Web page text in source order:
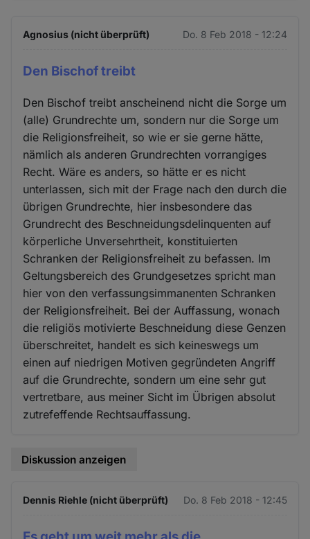
Agnosius (nicht überprüft) Do. 8 Feb 2018 - 12:24
Den Bischof treibt
Den Bischof treibt anscheinend nicht die Sorge um
(alle) Grundrechte um, sondern nur die Sorge um
die Religionsfreiheit, so wie er sie gerne hätte,
nämlich als anderen Grundrechten vorrangiges
Recht. Wäre es anders, so hätte er es nicht
unterlassen, sich mit der Frage nach den durch die
übrigen Grundrechte, hier insbesondere das
Grundrecht des Beschneidungsdelinquenten auf
körperliche Unversehrtheit, konstituierten
Schranken der Religionsfreiheit zu befassen. Im
Geltungsbereich des Grundgesetzes spricht man
hier von den verfassungsimmanenten Schranken
der Religionsfreiheit. Bei der Auffassung, wonach
die religiös motivierte Beschneidung diese Genzen
überschreitet, handelt es sich keineswegs um
einen auf niedrigen Motiven gegründeten Angriff
auf die Grundrechte, sondern um eine sehr gut
vertretbare, aus meiner Sicht im Übrigen absolut
zutrefeffende Rechtsauffassung.
Diskussion anzeigen
Dennis Riehle (nicht überprüft) Do. 8 Feb 2018 - 12:45